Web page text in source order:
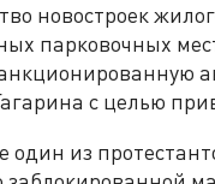
новостроек
парковочных
с целью
один из